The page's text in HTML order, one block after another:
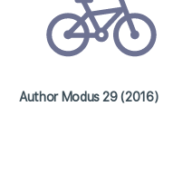
Author Modus 29 (2016)